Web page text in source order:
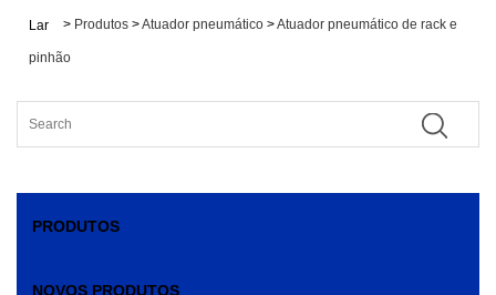
Lar > Produtos >Atuador pneumático >Atuador pneumático de rack e
pinhão
PRODUTOS
NOVOS PRODUTOS